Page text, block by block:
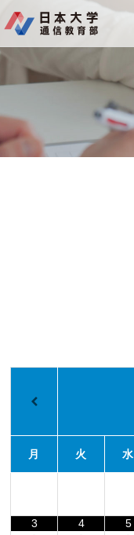
月 火 水
3
4
5